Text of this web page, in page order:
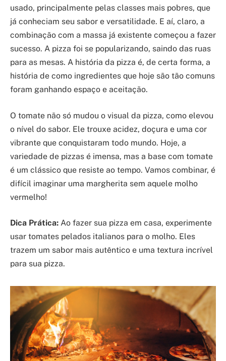
usado, principalmente pelas classes mais pobres, que
já conheciam seu sabor e versatilidade. E aí, claro, a
combinação com a massa já existente começou a fazer
sucesso. A pizza foi se popularizando, saindo das ruas
para as mesas. A história da pizza é, de certa forma, a
história de como ingredientes que hoje são tão comuns
foram ganhando espaço e aceitação.
O tomate não só mudou o visual da pizza, como elevou
o nível do sabor. Ele trouxe acidez, doçura e uma cor
vibrante que conquistaram todo mundo. Hoje, a
variedade de pizzas é imensa, mas a base com tomate
é um clássico que resiste ao tempo. Vamos combinar, é
difícil imaginar uma margherita sem aquele molho
vermelho!
Dica Prática: Ao fazer sua pizza em casa, experimente
usar tomates pelados italianos para o molho. Eles
trazem um sabor mais autêntico e uma textura incrível
para sua pizza.